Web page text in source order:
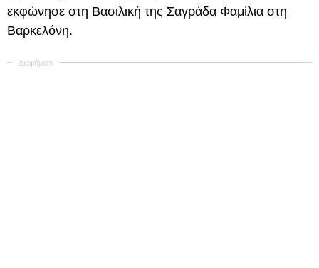
εκφώνησε στη Βασιλική της Σαγράδα Φαμίλια στη
Βαρκελόνη.